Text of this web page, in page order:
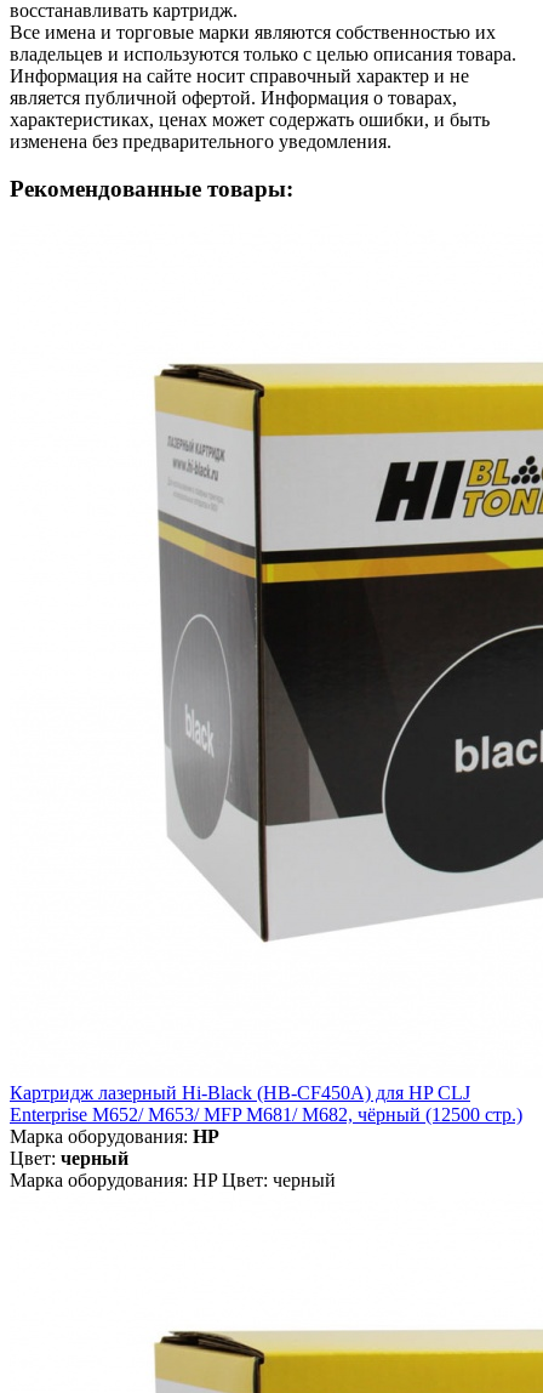
восстанавливать картридж.
Все имена и торговые марки являются собственностью их
владельцев и используются только с целью описания товара.
Информация на сайте носит справочный характер и не
является публичной офертой. Информация о товарах,
характеристиках, ценах может содержать ошибки, и быть
изменена без предварительного уведомления.
Рекомендованные товары:
Картридж лазерный Hi-Black (HB-CF450A) для HP CLJ
Enterprise M652/ M653/ MFP M681/ M682, чёрный (12500 стр.)
Марка оборудования: HP
Цвет: черный
Марка оборудования: HP Цвет: черный